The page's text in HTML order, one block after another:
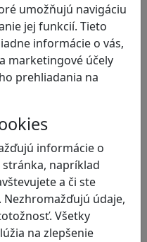
umožňujú navigáciu
jej funkcií. Tieto
informácie o vás,
marketingové účely
prehliadania na
informácie o
napríklad
a či ste
Nezhromažďujú údaje,
Všetky
na zlepšenie